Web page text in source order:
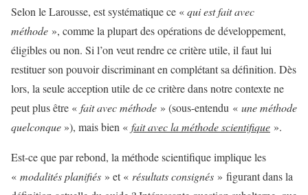
Selon le Larousse, est systématique ce «qui est fait avec
méthode », comme la plupart des opérations de développement,
éligibles ou non. Si l’on veut rendre ce critère utile, il faut lui
restituer son pouvoir discriminant en complétant sa définition. Dès
lors, la seule acception utile de ce critère dans notre contexte ne
peut plus être « fait avec méthode » (sous-entendu « une méthode
quelconque »), mais bien « fait avecla méthode scientifique ».
Est-ce que par rebond, la méthode scientifique implique les
« modalités planifiés » et « résultats consignés » figurant dans la